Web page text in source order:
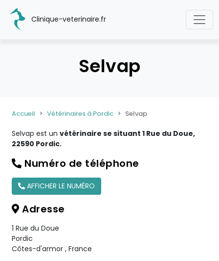
Clinique-veterinaire.fr
Selvap
Accueil Vétérinaires à Pordic Selvap
Selvap est un vétérinaire se situant 1 Rue du Doue,
22590 Pordic.
Numéro de téléphone
AFFICHER LE NUMÉRO
Adresse
1 Rue du Doue
Pordic
Côtes-d'armor , France